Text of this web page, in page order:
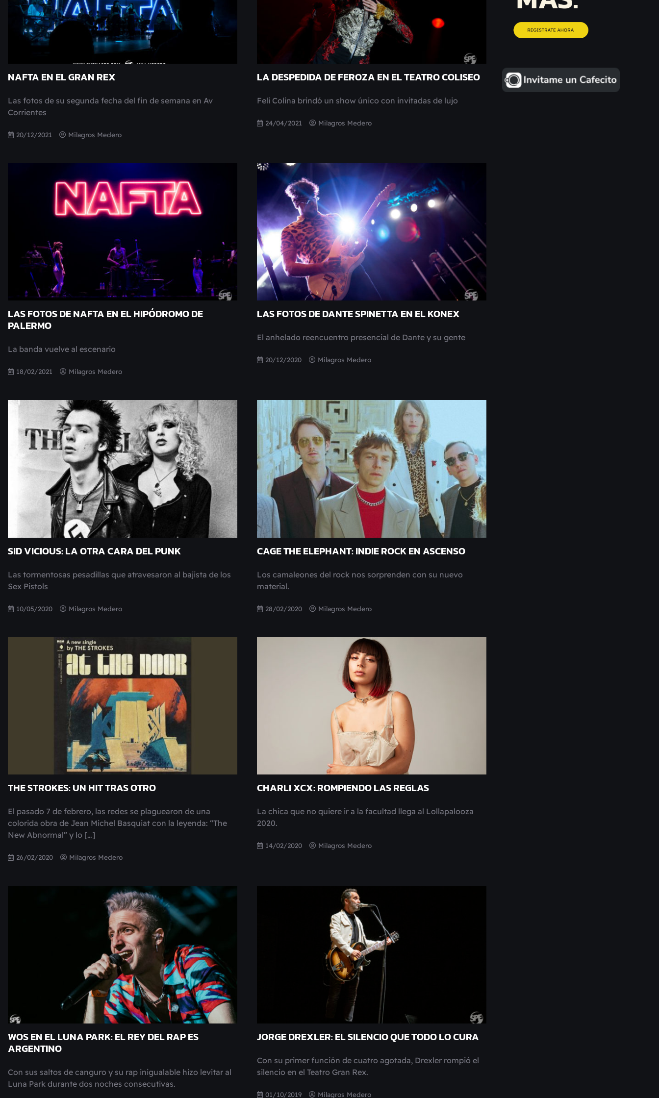
NAFTA EN EL GRAN REX
Las fotos de su segunda fecha del fin de semana en Av
Corrientes
20/12/2021 Milagros Medero
LA DESPEDIDA DE FEROZA EN EL TEATRO COLISEO
Feli Colina brindó un show único con invitadas de lujo
24/04/2021 Milagros Medero
LAS FOTOS DE NAFTA EN EL HIPÓDROMO DE
PALERMO
La banda vuelve al escenario
18/02/2021 Milagros Medero
LAS FOTOS DE DANTE SPINETTA EN EL KONEX
El anhelado reencuentro presencial de Dante y su gente
20/12/2020 Milagros Medero
SID VICIOUS: LA OTRA CARA DEL PUNK
Las tormentosas pesadillas que atravesaron al bajista de los
Sex Pistols
10/05/2020 Milagros Medero
CAGE THE ELEPHANT: INDIE ROCK EN ASCENSO
Los camaleones del rock nos sorprenden con su nuevo
material.
28/02/2020 Milagros Medero
THE STROKES: UN HIT TRAS OTRO
El pasado 7 de febrero, las redes se plaguearon de una
colorida obra de Jean Michel Basquiat con la leyenda: “The
New Abnormal” y lo […]
26/02/2020 Milagros Medero
CHARLI XCX: ROMPIENDO LAS REGLAS
La chica que no quiere ir a la facultad llega al Lollapalooza
2020.
14/02/2020 Milagros Medero
WOS EN EL LUNA PARK: EL REY DEL RAP ES
ARGENTINO
Con sus saltos de canguro y su rap inigualable hizo levitar al
Luna Park durante dos noches consecutivas.
JORGE DREXLER: EL SILENCIO QUE TODO LO CURA
Con su primer función de cuatro agotada, Drexler rompió el
silencio en el Teatro Gran Rex.
01/10/2019 Milagros Medero